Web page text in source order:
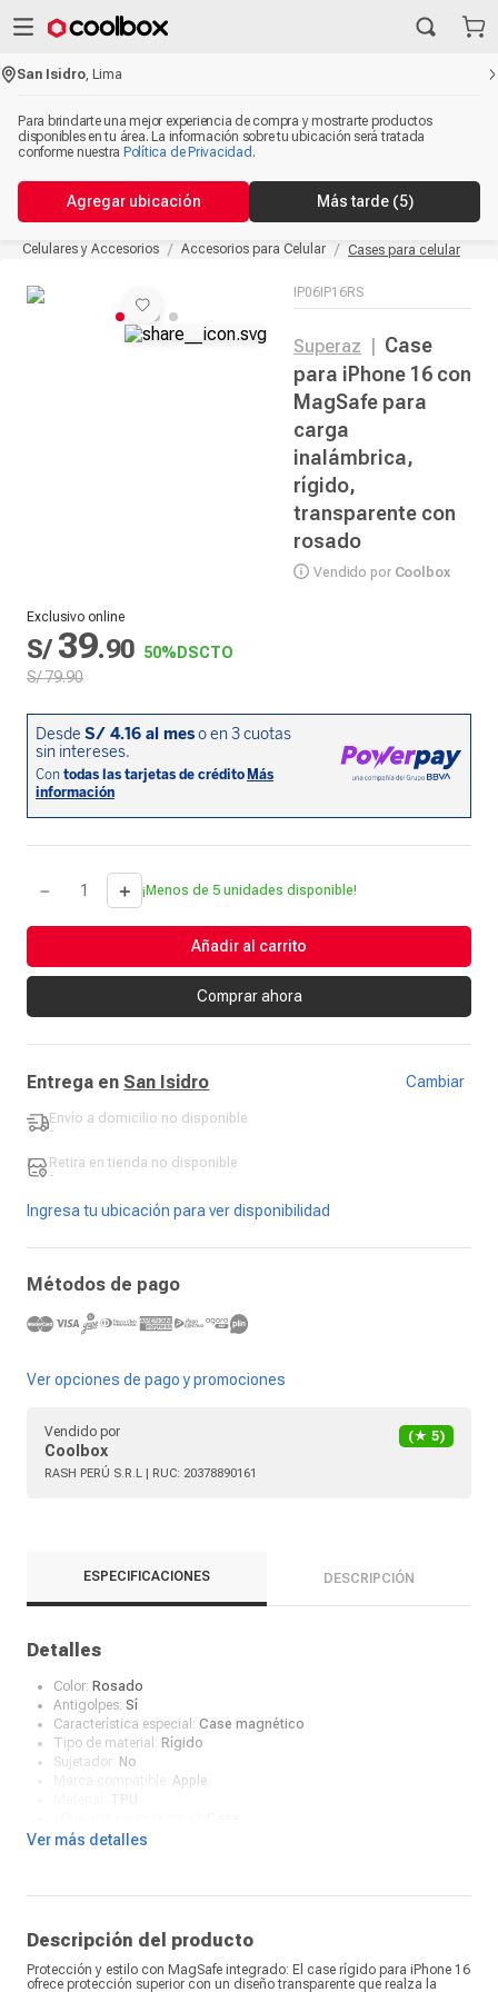
San Isidro ,Lima
Para brindarte una mejor experiencia de compra y mostrarte productos
disponibles en tu área. La información sobre tu ubicación será tratada
conforme nuestra Política de Privacidad .
Agregar ubicación Más tarde (5)
Celulares y Accesorios Accesorios para Celular Cases para celular
IP06IP16RS
Superaz
Case
para iPhone 16 con
MagSafe para
carga
inalámbrica,
rígido,
transparente con
rosado
Vendido por Coolbox
Exclusivo online
S/ 39.90 50% DSCTO
S/79.90
＋
－ ¡Menos de 5 unidades disponible!
Añadir al carrito
Comprar ahora
Entrega en San Isidro Cambiar
Envío a domicilio no disponible
-
Retira en tienda no disponible
-
Ingresa tu ubicación para ver disponibilidad
Métodos de pago
Ver opciones de pago y promociones
Vendido por
Coolbox
(★ 5)
RASH PERÚ S.R.L | RUC: 20378890161
ESPECIFICACIONES DESCRIPCIÓN
Detalles
Color: Rosado
Antigolpes: Sí
Característica especial: Case magnético
Tipo de material: Rígido
Sujetador: No
Apple
Ver más detalles
Descripción del producto
Protección y estilo con MagSafe integrado: El case rígido para iPhone 16
ofrece protección superior con un diseño transparente que realza la